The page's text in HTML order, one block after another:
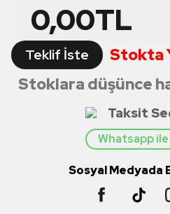
0,00TL
Teklif İste
Stokta
Stoklara düşünce
Taksit
Whatsapp ile
Sosyal Medyada